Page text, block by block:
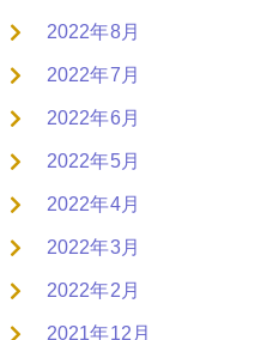
2022年8月
2022年7月
2022年6月
2022年5月
2022年4月
2022年3月
2022年2月
2021年12月